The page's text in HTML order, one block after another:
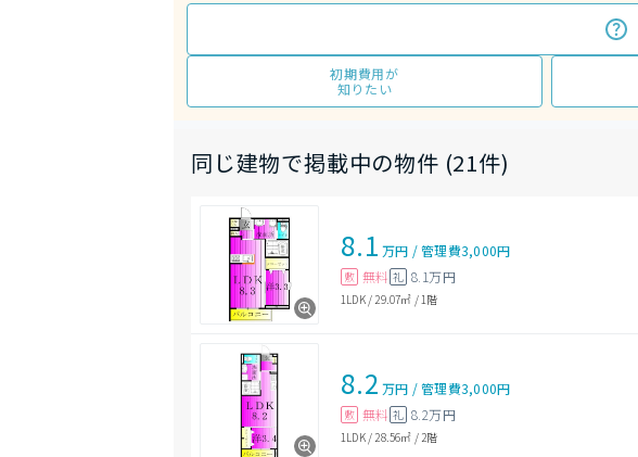
初期費用が
知りたい
同じ建物で掲載中の物件 (21件)
8.1 万円 /管理費3,000円
敷 無料 礼 8.1万円
1LDK/ 29.07㎡ / 1階
8.2 万円 /管理費3,000円
敷 無料 礼 8.2万円
1LDK/ 28.56㎡ / 2階